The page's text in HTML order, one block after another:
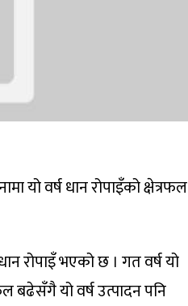
यो वर्ष धान रोपाइँको क्षेत्रफल
रोपाइँ भएको छ । गत वर्ष यो
बढेसँगै यो वर्ष उत्पादन पनि